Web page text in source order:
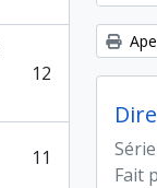
12
11
Fait